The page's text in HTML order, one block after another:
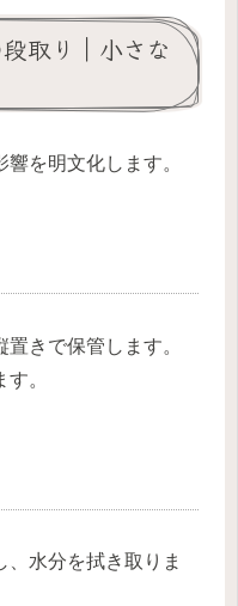
取り｜小さな
を明文化します。
きで保管します。
。
、水分を拭き取りま